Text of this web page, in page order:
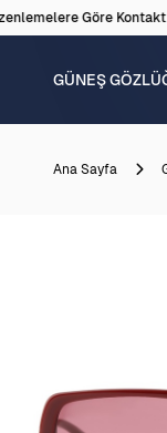
Göre Kontakt
GÜNEŞ
Ana Sayfa